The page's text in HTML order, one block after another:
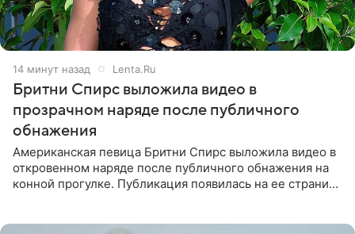
14 минут назад Lenta.Ru
Бритни Спирс выложила видео в
прозрачном наряде после публичного
обнажения
Американская певица Бритни Спирс выложила видео в
откровенном наряде после публичного обнажения на
конной прогулке. Публикация появилась на ее странице